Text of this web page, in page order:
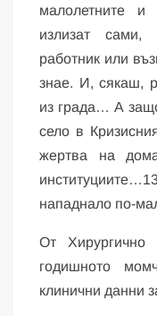
малолетните
излизат сами,
работник или
знае. И, сякаш,
из града… А
село в
жертва на
нападнало по-
От Хирургично
годишното
клинични данни